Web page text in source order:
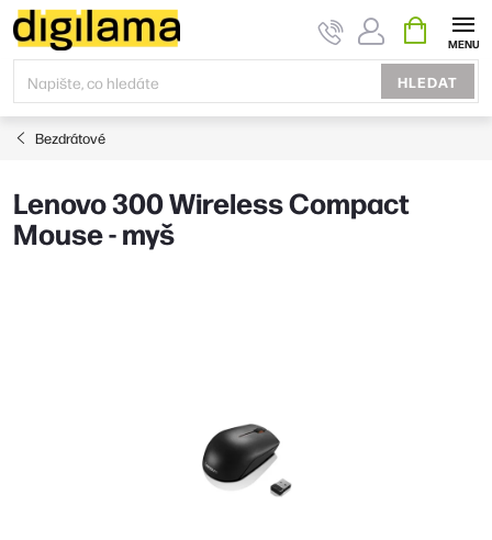
Přejít
na
obsah
HLEDAT
KOŠÍK
Bezdrátové
Lenovo 300 Wireless Compact
Mouse - myš